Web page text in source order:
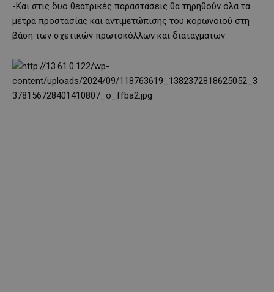
-Και στις δυο θεατρικές παραστάσεις θα τηρηθούν όλα τα
μέτρα προστασίας και αντιμετώπισης του κορωνοιού στη
βάση των σχετικών πρωτοκόλλων και διαταγμάτων